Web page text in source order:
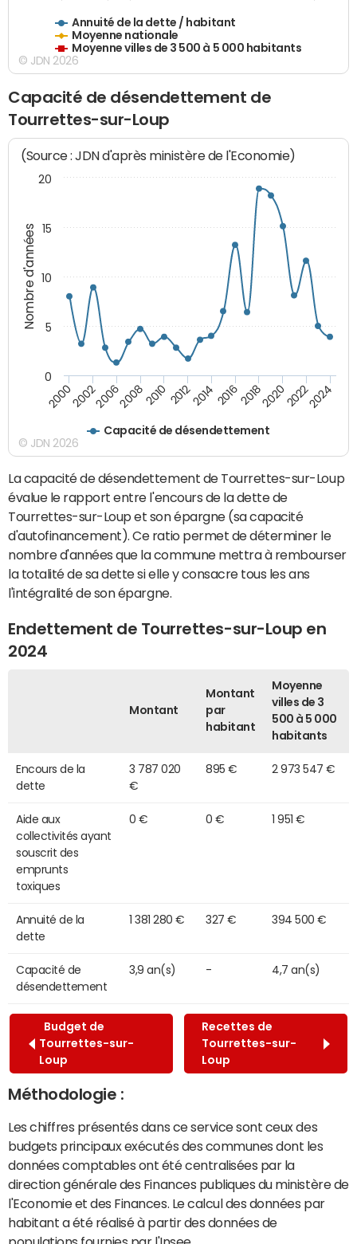
Annuité de la dette / habitant
Moyenne nationale
Moyenne villes de 3 500 à 5 000 habitants
© JDN 2026
Capacité de désendettement de
Tourrettes-sur-Loup
Nombre d'années
(Source : JDN d'après ministère de l'Economie)
Capacité de désendettement
20002002200620082010 2012201420162018202020222024
0
5
10
15
20
© JDN 2026
La capacité de désendettement de Tourrettes-sur-Loup
évalue le rapport entre l'encours de la dette de
Tourrettes-sur-Loup et son épargne (sa capacité
d'autofinancement). Ce ratio permet de déterminer le
nombre d'années que la commune mettra à rembourser
la totalité de sa dette si elle y consacre tous les ans
l'intégralité de son épargne.
Endettement de Tourrettes-sur-Loup en
2024
Montant
Montant
par
habitant
Moyenne
villes de 3
500 à 5 000
habitants
Encours de la
dette
3 787 020
€
895 € 2 973 547 €
Aide aux
collectivités ayant
souscrit des
emprunts
toxiques
0 € 0 € 1 951 €
Annuité de la
dette
1 381 280 € 327 € 394 500 €
Capacité de
désendettement
3,9 an(s) - 4,7 an(s)
Budget de
Tourrettes-sur-
Loup
Recettes de
Tourrettes-sur-
Loup
Méthodologie :
Les chiffres présentés dans ce service sont ceux des
budgets principaux exécutés des communes dont les
données comptables ont été centralisées par la
direction générale des Finances publiques du ministère de
l'Economie et des Finances. Le calcul des données par
habitant a été réalisé à partir des données de